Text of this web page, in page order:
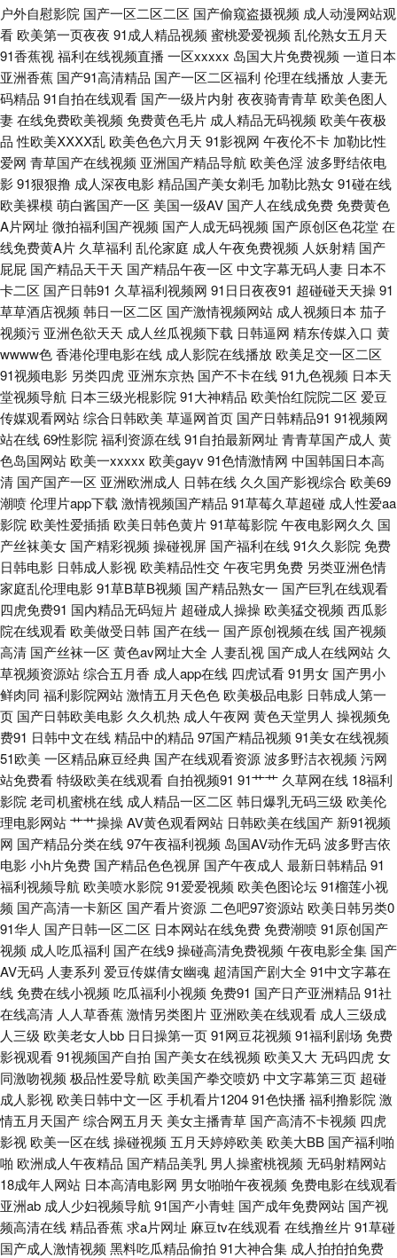
微拍在线 久久伊人艹艹 欧美第一页专区 日韩两性网 五月天激情黄色网 91传
媒视频Tv 99热这里精品 超碰97人人模 国产精品日韩欧美 九九99福利视频
青青青国产在线 日日夜夜网 伊人海角91 91视频永久网址 超碰人人噪 国产超
碰青青草 老司机福利av 青青草久久 日韩新网片 影音无码Av网 av怡红院 导
航av 久热官网 欧洲色二 日韩五月丁香影院 在线观看国产91 俺去也色网 黄
色剧场 美女尤物强操 天美mv入口 制服AV影院 91桃色黑丝 精品国产伦区全
集 欧美性爱网址 亚洲另类图区88 丁香爱爱诱惑 另类激情五月花 天堂Av网导
航 操人人操 精品国产97 欧美成人情品18 91大神精品人妻 午夜福利国产区
国产91精 蜜芽精品视频 日韩视频一区 亚洲AV黄色网址 91韩国成人TV 老司
机青娱乐 日本阿v视频 偷拍AV搬运I工 亚洲综合自拍a片 www精品久久 国产
精品自拍网 老司机av影院 91免费社区 97玖玖超碰 成人色情小电影 深夜视
频福利无码 九一传媒mv 无码欧洲三区 91欧日 福利含羞草社区 欧美成区 亚
州综合影院 亚洲黄网2025 伊人成人影视综合 操熟女视频 传媒AV导航 超碰
人妻日韩 免费日韩一级 人妻乱艹艹 69老湿机 操碰影院 日韩字幕中文 草逼
视频网站 大香蕉久久综合 欧美专区第一页 国产ts片网址 黄色废料91 另类激
情网 91c91 国产视频一区在线 狼友视频首页入口 老熟女人ass 免费的曰韩
AV 久草视频福利站 精品中文在线 免费网站91 AV性爱社区 激情午夜中国 日
韩51页 一本道做爱 91丝腿 成人Av午夜影视 久久超碰AV 日韩免费肏屄 亚洲
精品视频二区 91美女黑料免费 大香蕉网官网内 久久国产精品一 日本涩视频
亚洲色图传媒 91网站免費观看 韩国三级片小视频 欧美老妇BB系列 五月天国
产视频 91豆花性福生活 成人电影AV 精品国产乱子伦 欧美肥老女hd 天堂AV
淫导航 91在线视 国产精品精品 欧美性交网站 91妻激情 午夜影院307 97人
人做爱的 精品蜜桃9199 人人操碰成人 亚洲色涩五月天 91豆花在线看 91亚
洲精品久久 99桃色色首页 AA欧美性爱 白丝自慰潮睡91 AV狼人 www性爱
com 97草草 91传媒入口 午夜剧场性爱一 少妇导航福利 韩国伊人网 日本
www免费 香蕉视频入口 91网站免费入口 东京热AV网站 在线观看成人网站
狠狠干影院 青娱乐91豆花 午夜久色 超碰色狠 久久g热 日本有码社区 91免费
性爱色情 大香蕉青草网 极品五月花综合 欧亚A片 亚洲老湿机 91天堂在线 大
户外自慰影院 国产一区二区二区 国产偷窥盗摄视频 成人动漫网站观
看 欧美第一页夜夜 91成人精品视频 蜜桃爱爱视频 乱伦熟女五月天
91香蕉视福利在线视频直播 一区xxxxx 岛国大片免费视频 一道日本
亚洲香蕉 国产91高清精品 国产一区二区福利 伦理在线播放 人妻无
码精品 91自拍在线观看 国产一级片内射夜夜骑青青草 欧美色图人
妻在线免费欧美视频 免费黄色毛片 成人精品无码视频 欧美午夜极
品 性欧美ⅩⅩⅩⅩ乱 欧美色色六月天 91影视网 午夜伦不卡 加勒比性
爱网 青草国产在线视频 亚洲国产精品导航 欧美色淫波多野结依电
影91狠狠撸 成人深夜电影精品国产美女剃毛 加勒比熟女91碰在线
欧美裸模 萌白酱国产一区 美国一级AV 国产人在线成免费免费黄色
A片网址 微拍福利国产视频 国产人成无码视频 国产原创区色花堂在
线免费黄A片 久草福利 乱伦家庭 成人午夜免费视频 人妖射精 国产
屁屁 国产精品天干天 国产精品午夜一区 中文字幕无码人妻 日本不
卡二区 国产日韩91 久草福利视频网 91日日夜夜91 超碰碰天天操91
草草酒店视频 韩日一区二区 国产激情视频网站 成人视频日本 茄子
视频污 亚洲色欲天天 成人丝瓜视频下载 日韩逼网 精东传媒入口 黄
wwww色香港伦理电影在线 成人影院在线播放 欧美足交一区二区
91视频电影 另类四虎 亚洲东京热 国产不卡在线91九色视频 日本天
堂视频导航 日本三级光棍影院 91大神精品 欧美怡红院院二区 爱豆
传媒观看网站综合日韩欧美草逼网首页 国产日韩精品91 91视频网
站在线69性影院 福利资源在线91自拍最新网址 青青草国产成人 黄
色岛国网站 欧美一xxxxx 欧美gayv91色情激情网 中国韩国日本高
清 国产国产一区 亚洲欧洲成人 日韩在线 久久国产影视综合 欧美69
潮喷伦理片app下载 激情视频国产精品 91草莓久草超碰 成人性爱aa
影院 欧美性爱插插 欧美日韩色黄片91草莓影院 午夜电影网久久 国
产丝袜美女 国产精彩视频 操碰视屏 国产福利在线91久久影院 免费
日韩电影 日韩成人影视 欧美精品性交 午夜宅男免费 另类亚洲色情
家庭乱伦理电影91草B草B视频 国产精品熟女一 国产巨乳在线观看
四虎免费91 国内精品无码短片 超碰成人操操 欧美猛交视频 西瓜影
院在线观看 欧美做受日韩 国产在线一 国产原创视频在线 国产视频
高清 国产丝袜一区 黄色av网址大全 人妻乱视 国产成人在线网站 久
草视频资源站综合五月香 成人app在线 四虎试看91男女 国产男小
鲜肉同 福利影院网站激情五月天色色 欧美极品电影 日韩成人第一
页 国产日韩欧美电影 久久机热 成人午夜网 黄色天堂男人 操视频免
费91 日韩中文在线精品中的精品 97国产精品视频 91美女在线视频
51欧美一区精品麻豆经典 国产在线观看资源波多野洁衣视频 污网
站免费看特级欧美在线观看 自拍视频91 91艹艹 久草网在线 18福利
影院 老司机蜜桃在线 成人精品一区二区 韩日爆乳无码三级 欧美伦
理电影网站艹艹操操AV黄色观看网站 日韩欧美在线国产 新91视频
网 国产精品分类在线97午夜福利视频 岛国AV动作无码波多野吉依
电影小h片免费 国产精品色色视屏 国产午夜成人 最新日韩精品 91
福利视频导航 欧美喷水影院 91爱爱视频 欧美色图论坛91榴莲小视
频 国产高清一卡新区 国产看片资源 二色吧97资源站 欧美日韩另类0
91华人 国产日韩一区二区 日本网站在线免费免费潮喷91原创国产
视频 成人吃瓜福利 国产在线9操碰高清免费视频 午夜电影全集 国产
AV无码 人妻系列 爱豆传媒倩女幽魂 超清国产剧大全 91中文字幕在
线免费在线小视频 吃瓜福利小视频 免费91 国产日产亚洲精品 91社
在线高清 人人草香蕉激情另类图片 亚洲欧美在线观看 成人三级成
人三级 欧美老女人bb 日日操第一页91网豆花视频 91福利剧场 免费
影视观看91视频国产自拍 国产美女在线视频 欧美又大无码四虎女
同激吻视频 极品性爱导航 欧美国产拳交喷奶 中文字幕第三页 超碰
成人影视 欧美日韩中文一区 手机看片120491色快播 福利撸影院 激
情五月天国产综合网五月天 美女主播青草 国产高清不卡视频 四虎
影视 欧美一区在线操碰视频 五月天婷婷欧美 欧美大BB 国产福利啪
啪 欧洲成人午夜精品 国产精品美乳 男人操蜜桃视频 无码射精网站
18成年人网站 日本高清电影网 男女啪啪午夜视频 免费电影在线观看
亚洲ab 成人少妇视频导航 91国产小青蛙 国产成年免费网站 国产视
频高清在线精品香蕉求a片网址 麻豆tv在线观看在线撸丝片91草碰
国产成人激情视频 黑料吃瓜精品偷拍 91大神合集 成人拍拍拍免费